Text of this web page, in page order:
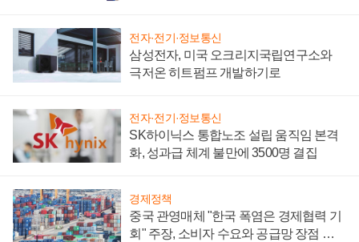
전자·전기·정보통신
삼성전자, 미국 오크리지국립연구소와
극저온 히트펌프 개발하기로
전자·전기·정보통신
SK하이닉스 통합노조 설립 움직임 본격
화, 성과급 체계 불만에 3500명 결집
경제정책
중국 관영매체 "한국 폭염은 경제협력 기
회" 주장, 소비자 수요와 공급망 장점 강